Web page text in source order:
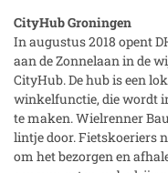
CityHub Groningen
In augustus 2018 opent
aan de Zonnelaan in de
CityHub. De hub is een
winkelfunctie, die wordt
te maken. Wielrenner
lintje door. Fietskoeriers
om het bezorgen en